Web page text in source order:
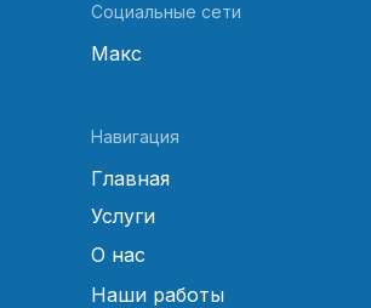
Макс
Социальные сети
Наши работы
О нас
Услуги
Главная
Навигация